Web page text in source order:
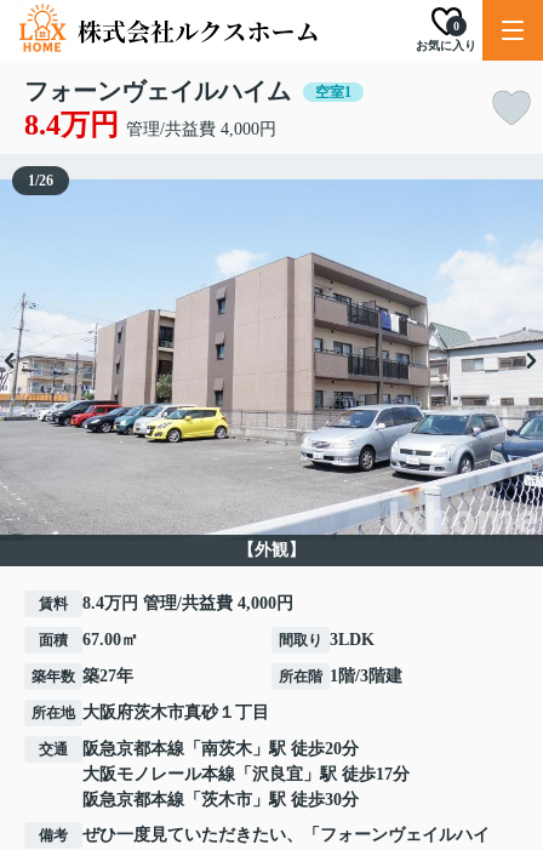
お気に入り
0
フォーンヴェイルハイム 空室1
8.4万円 管理/共益費 4,000円
【外観】
1/26
賃料 8.4万円 管理/共益費 4,000円
面積 67.00㎡ 間取り 3LDK
築年数 築27年 所在階 1階/3階建
所在地 大阪府茨木市真砂１丁目
交通 阪急京都本線 「 南茨木 」駅 徒歩20分
大阪モノレール本線 「 沢良宜 」駅 徒歩17分
阪急京都本線 「 茨木市 」駅 徒歩30分
備考
ぜひ一度見ていただきたい、「フォーンヴェイルハイ